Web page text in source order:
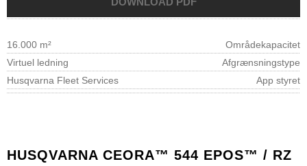
16.000 m²
Områdekapacitet
Virtuel ledning
Afgrænsningstype
Husqvarna Fleet Services
App styret
HUSQVARNA CEORA™ 544 EPOS™ / RZ